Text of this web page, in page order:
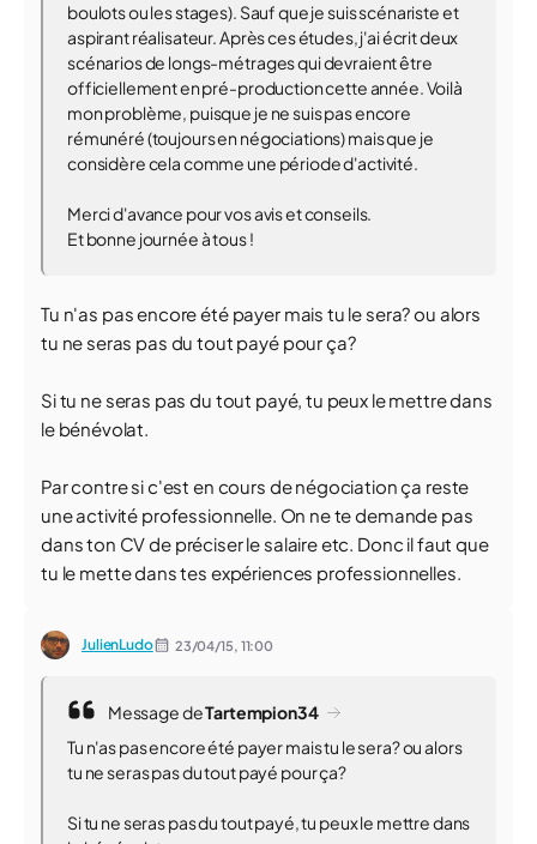
boulots ou les stages). Sauf que je suis scénariste et
aspirant réalisateur. Après ces études, j'ai écrit deux
scénarios de longs-métrages qui devraient être
officiellement en pré-production cette année. Voilà
mon problème, puisque je ne suis pas encore
rémunéré (toujours en négociations) mais que je
considère cela comme une période d'activité.
Merci d'avance pour vos avis et conseils.
Et bonne journée à tous !
Tu n'as pas encore été payer mais tu le sera? ou alors
tu ne seras pas du tout payé pour ça?
Si tu ne seras pas du tout payé, tu peux le mettre dans
le bénévolat.
Par contre si c'est en cours de négociation ça reste
une activité professionnelle. On ne te demande pas
dans ton CV de préciser le salaire etc. Donc il faut que
tu le mette dans tes expériences professionnelles.
JulienLudo 23/04/15, 11:00
Message deTartempion34
Tu n'as pas encore été payer mais tu le sera? ou alors
tu ne seras pas du tout payé pour ça?
Si tu ne seras pas du tout payé, tu peux le mettre dans